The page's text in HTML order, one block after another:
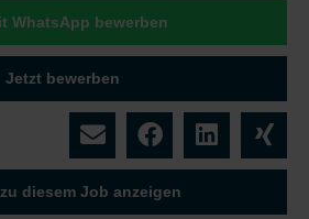
WhatsApp bewerben
Jetzt bewerben
diesem Job anzeigen